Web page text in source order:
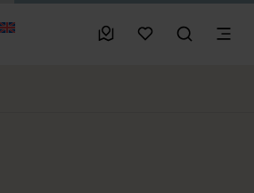
BesöksmålMina favoriter
sparade favoriter